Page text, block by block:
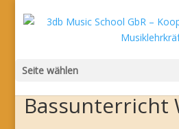
Seite wählen
Bassunterricht